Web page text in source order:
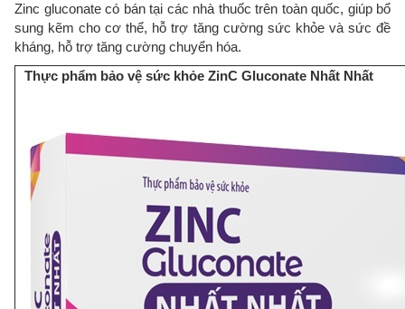
Zinc gluconate có bán tại các nhà thuốc trên toàn quốc, giúp bổ
sung kẽm cho cơ thể, hỗ trợ tăng cường sức khỏe và sức đề
kháng, hỗ trợ tăng cường chuyển hóa.
Thực phẩm bảo vệ sức khỏe ZinC Gluconate Nhất Nhất